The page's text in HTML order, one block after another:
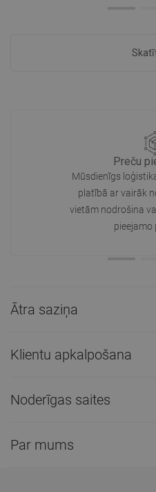
Preču
Mūsdienīgs
platībā ar vairāk
vietām nodrošina
pieejamo
Ātra saziņa
Klientu apkalpošana
Noderīgas saites
Par mums